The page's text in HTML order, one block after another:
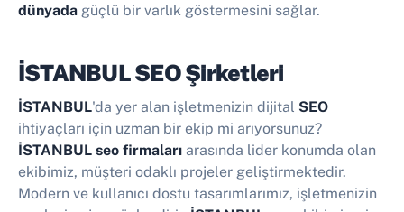
dünyada güçlü bir varlık göstermesini sağlar.
İSTANBUL SEO Şirketleri
İSTANBUL'da yer alan işletmenizin dijital SEO
ihtiyaçları için uzman bir ekip mi arıyorsunuz?
İSTANBUL seo firmaları arasında lider konumda olan
ekibimiz, müşteri odaklı projeler geliştirmektedir.
Modern ve kullanıcı dostu tasarımlarımız, işletmenizin